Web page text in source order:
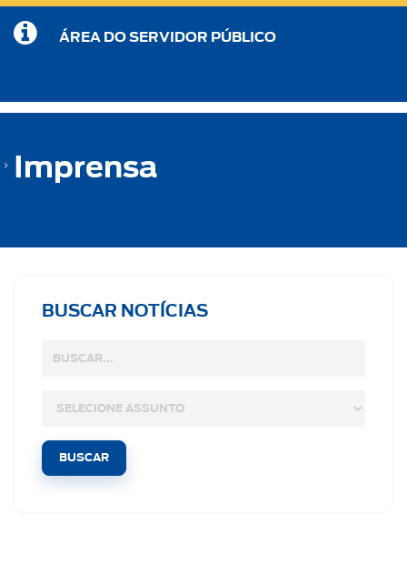
ÁREA DO SERVIDOR PÚBLICO
Imprensa
BUSCAR NOTÍCIAS